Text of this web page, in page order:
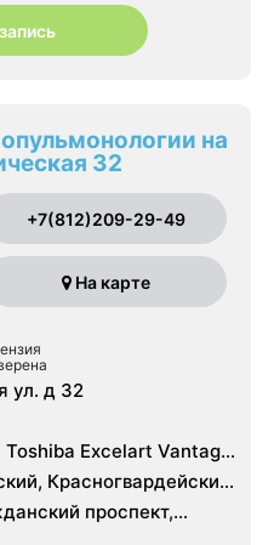
на
32
+7(812)209-29-49
На карте
ул. д 32
Excelart Vantage
среза, КТ Toshiba
Красногвардейский,
проспект,